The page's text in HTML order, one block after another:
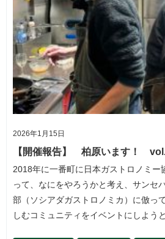
2026年1月15日
【開催報告】 柏原います！
2018年に一番町に日本ガストロノミー
って、なにをやろうかと考え、サンセ
部（ソシアダガストロノミカ）に倣っ
しむコミュニティをイベントにしよう